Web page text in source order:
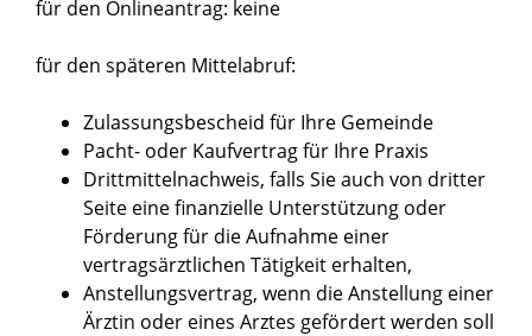
für den Onlineantrag: keine
für den späteren Mittelabruf:
Zulassungsbescheid für Ihre Gemeinde
Pacht- oder Kaufvertrag für Ihre Praxis
Drittmittelnachweis, falls Sie auch von dritter
Seite eine finanzielle Unterstützung oder
Förderung für die Aufnahme einer
vertragsärztlichen Tätigkeit erhalten,
Anstellungsvertrag, wenn die Anstellung einer
Ärztin oder eines Arztes gefördert werden soll